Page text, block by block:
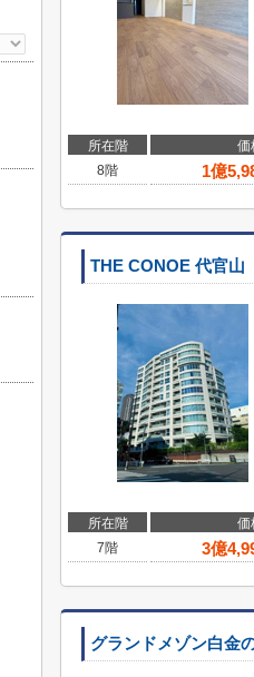
所在階 価
8階
1億
THE CONOE 代官山
所在階 価
7階
3億
グランドメゾン白金